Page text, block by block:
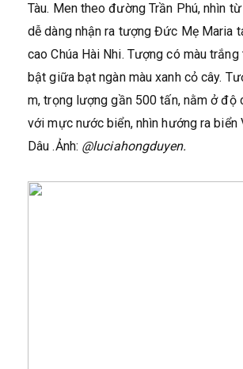
Tàu. Men theo đường Trần Phú, nhìn
dễ dàng nhận ra tượng Đức Mẹ Maria
cao Chúa Hài Nhi. Tượng có màu
bật giữa bạt ngàn màu xanh cỏ cây.
m, trọng lượng gần 500 tấn, nằm ở độ
với mực nước biển, nhìn hướng ra biển
Dâu .Ảnh: @luciahongduyen.